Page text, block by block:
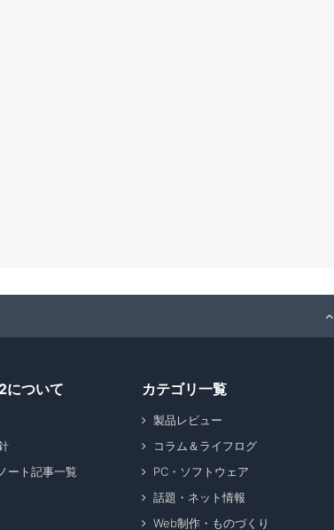
ついて
ート記事一覧
カテゴリ一覧
製品レビュー
コラム＆ライフログ
PC・ソフトウェア
話題・ネット情報
Web制作・ものづくり